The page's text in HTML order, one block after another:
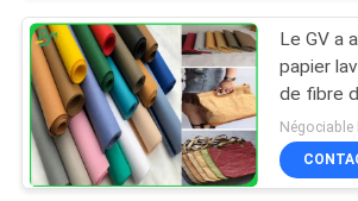
Le GV a
papier
de fibre
100M
0.55mm
Négociable